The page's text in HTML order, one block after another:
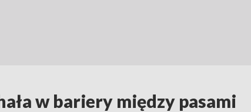
w bariery między pasami